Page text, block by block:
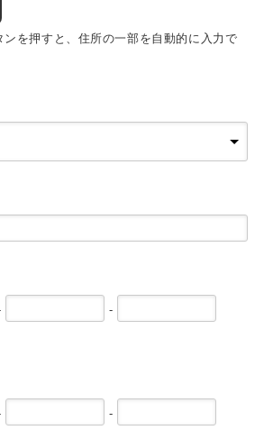
ンを押すと、住所の一部を自動的に入力で
-
-